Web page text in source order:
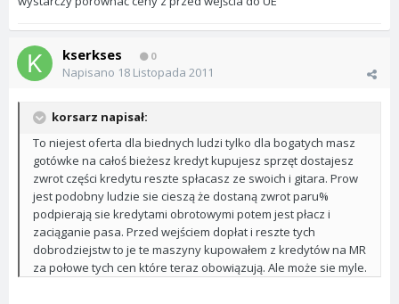
kserkses 0
Napisano 18 Listopada 2011
korsarz napisał:
To niejest oferta dla biednych ludzi tylko dla bogatych masz
gotówke na całoś bieżesz kredyt kupujesz sprzęt dostajesz
zwrot części kredytu reszte spłacasz ze swoich i gitara. Prow
jest podobny ludzie sie cieszą że dostaną zwrot paru%
podpierają sie kredytami obrotowymi potem jest płacz i
zaciąganie pasa. Przed wejściem dopłat i reszte tych
dobrodziejstw to je te maszyny kupowałem z kredytów na MR
za połowe tych cen które teraz obowiązują. Ale może sie myle.